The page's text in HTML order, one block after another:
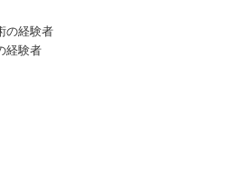
の経験者
経験者